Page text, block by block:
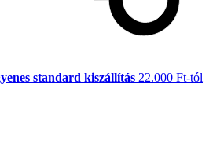
standard kiszállítás 22.000 Ft-tól